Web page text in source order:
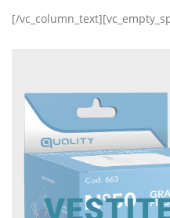
[/